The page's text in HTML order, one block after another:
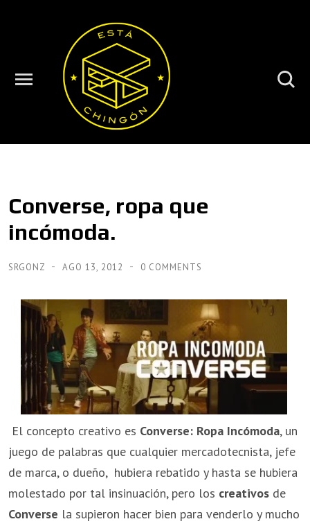
Converse, ropa que
incómoda.
SRGONZ AGO 13, 2012 0 COMMENTS
El concepto creativo es Converse: Ropa Incómoda, un
juego de palabras que cualquier mercadotecnista, jefe
de marca, o dueño, hubiera rebatido y hasta se hubiera
molestado por tal insinuación, pero los creativos de
Converse la supieron hacer bien para venderlo y mucho